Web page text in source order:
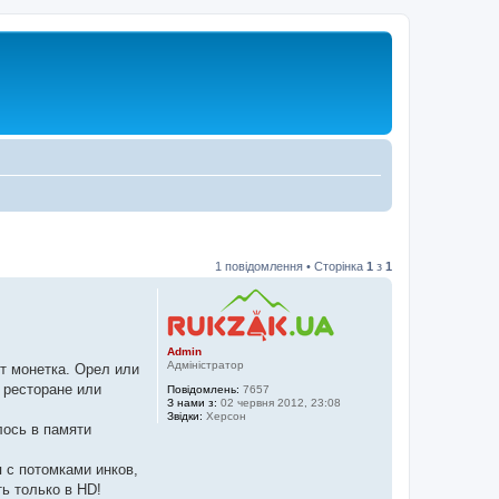
1 повідомлення • Сторінка 1 з 1
Admin
Адміністратор
Повідомлень: 7657
З нами з: 02 червня 2012, 23:08
Звідки: Херсон
монетка. Орел или
или
в памяти
потомками инков,
только в HD!